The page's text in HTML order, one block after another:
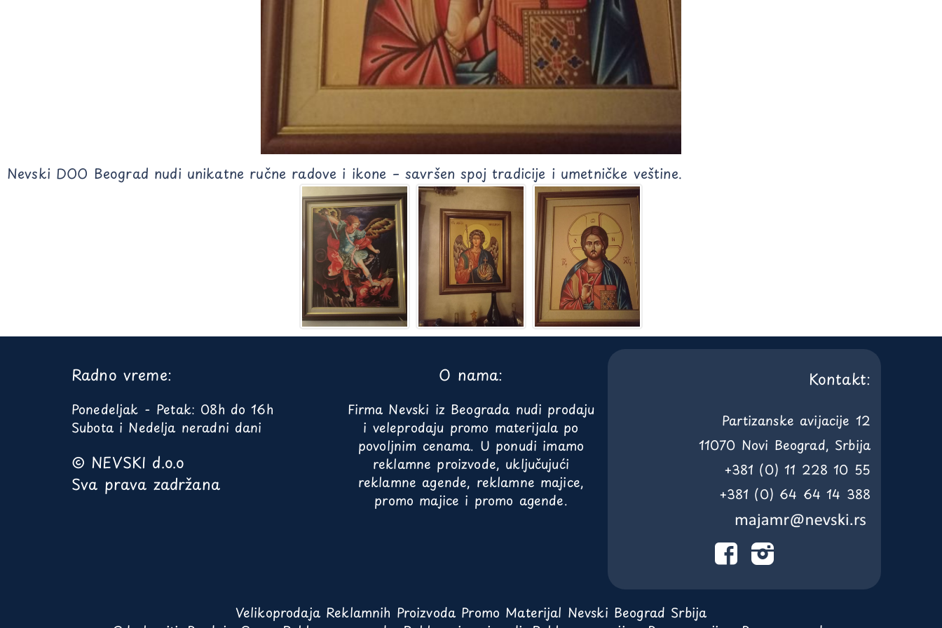
Nevski DOO Beograd nudi unikatne ručne radove i ikone – savršen spoj tradicije i umetničke veštine.
Radno vreme:
Ponedeljak - Petak: 08h do 16h
Subota i Nedelja neradni dani
© NEVSKI d.o.o
Sva prava zadržana
O nama:
Firma Nevski iz Beograda nudi prodaju
i veleprodaju promo materijala po
povoljnim cenama. U ponudi imamo
reklamne proizvode, uključujući
reklamne agende, reklamne majice,
promo majice i promo agende.
Kontakt:
Partizanske avijacije 12
11070 Novi Beograd, Srbija
+381 (0) 11 228 10 55
+381 (0) 64 64 14 388
Velikoprodaja Reklamnih Proizvoda Promo Materijal Nevski Beograd Srbija